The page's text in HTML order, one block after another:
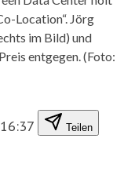
Location“. Jörg
im Bild) und
entgegen. (Foto:
Teilen